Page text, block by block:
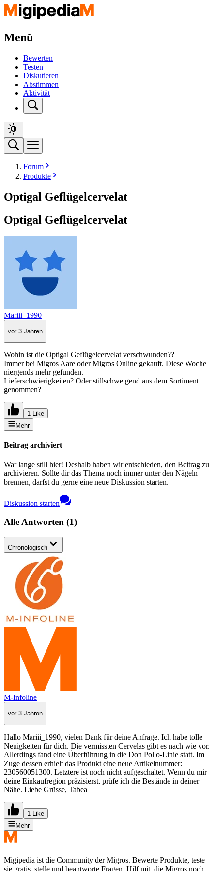
Menü
Bewerten
Testen
Diskutieren
Abstimmen
Aktivität
Forum
Produkte
Optigal Geflügelcervelat
Optigal Geflügelcervelat
Mariii_1990
vor 3 Jahren
Wohin ist die Optigal Geflügelcervelat verschwunden??
Immer bei Migros Aare oder Migros Online gekauft. Diese Woche
niergends mehr gefunden.
Lieferschwierigkeiten? Oder stillschweigend aus dem Sortiment
genommen?
1 Like
Mehr
Beitrag archiviert
War lange still hier! Deshalb haben wir entschieden, den Beitrag zu
archivieren. Sollte dir das Thema noch immer unter den Nägeln
brennen, darfst du gerne eine neue Diskussion starten.
Diskussion starten
Alle Antworten (1)
Chronologisch
M-Infoline
vor 3 Jahren
Hallo Mariii_1990, vielen Dank für deine Anfrage. Ich habe tolle
Neuigkeiten für dich. Die vermissten Cervelas gibt es nach wie vor.
Allerdings fand eine Überführung in die Don Pollo-Linie statt. Im
Zuge dessen erhielt das Produkt eine neue Artikelnummer:
230560051300. Letztere ist noch nicht aufgeschaltet. Wenn du mir
deine Einkaufregion präzisierst, prüfe ich die Bestände in deiner
Nähe. Liebe Grüsse, Tabea
1 Like
Mehr
Migipedia ist die Community der Migros. Bewerte Produkte, teste
sie gratis, stelle und beantworte Fragen. Hilf mit, die Migros noch